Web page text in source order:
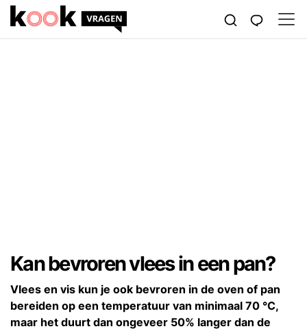
Kan bevroren vlees in een pan?
Vlees en vis kun je ook bevroren in de oven of pan
bereiden op een temperatuur van minimaal 70 °C,
maar het duurt dan ongeveer 50% langer dan de